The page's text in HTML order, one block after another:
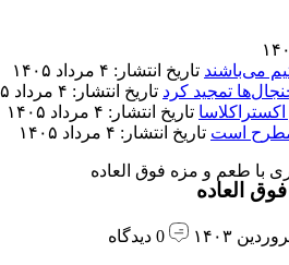
می‌باشند تاریخ انتشار: ۴ مرداد ۱۴۰۵
تمجید کرد تاریخ انتشار: ۴ مرداد ۱۴۰۵
تاریخ انتشار: ۴ مرداد ۱۴۰۵
مطرح است تاریخ انتشار: ۴ مرداد ۱۴۰۵
با طعم و مزه فوق العاده
العاده